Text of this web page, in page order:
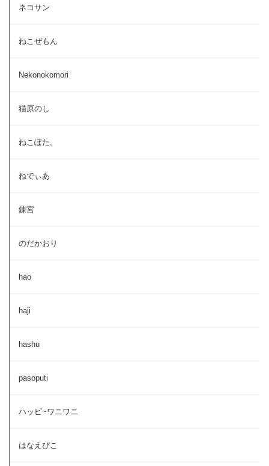
ネコサン
ねこぜもん
Nekonokomori
猫原のし
ねこぽた。
ねでぃあ
錬宮
のだかおり
hao
haji
hashu
pasoputi
ハッピ~ワニワニ
はなえぴこ